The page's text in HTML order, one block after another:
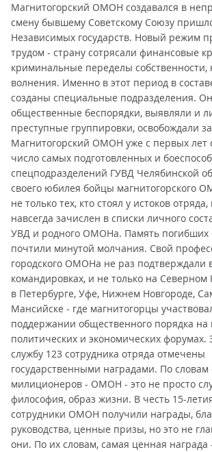
Магнитогорский ОМОН создавался в
смену бывшему Советскому Союзу
Независимых государств. Новый режим
трудом - страну сотрясали финансовые
криминальные переделы собственности,
волнения. Именно в этот период в
созданы специальные подразделения.
общественные беспорядки, выявляли и
преступные группировки, освобождали
Магнитогорский ОМОН уже с первых лет
число самых подготовленных и
спецподразделений ГУВД Челябинской
своего юбилея бойцы магнитогорского
не только тех, кто стоял у истоков отряда,
навсегда зачислен в списки личного
УВД и родного ОМОНа. Память погибших
почтили минутой молчания. Свой
городского ОМОНа не раз подтверждали
командировках, и не только на Северном
в Петербурге, Уфе, Нижнем Новгороде,
Мансийске - где магнитогорцы
поддержании общественного порядка на
политических и экономических форумах.
службу 123 сотрудника отряда отмечены
государственными наградами. По словам
милиционеров - ОМОН - это не просто
философия, образ жизни. В честь 15-
сотрудники ОМОН получили награды,
руководства, ценные призы, но это не
они. По их словам, самая ценная награда